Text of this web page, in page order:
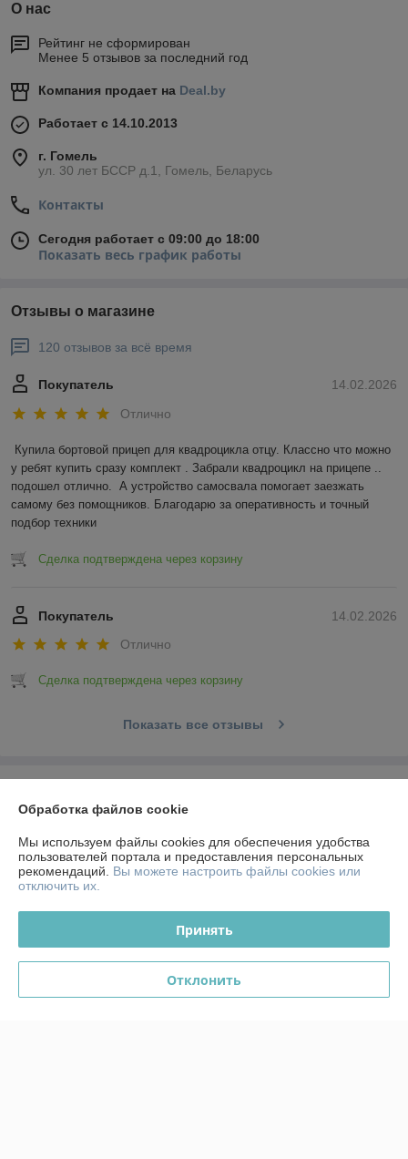
О нас
Рейтинг не сформирован
Менее 5 отзывов за последний год
Компания продает на Deal.by
Работает с 14.10.2013
г. Гомель
ул. 30 лет БССР д.1, Гомель, Беларусь
Контакты
Сегодня работает с 09:00 до 18:00
Показать весь график работы
Отзывы о магазине
120 отзывов за всё время
14.02.2026
Покупатель
Отлично
Купила бортовой прицеп для квадроцикла отцу. Классно что можно
у ребят купить сразу комплект . Забрали квадроцикл на прицепе ..
подошел отлично.  А устройство самосвала помогает заезжать
самому без помощников. Благодарю за оперативность и точный
подбор техники
Сделка подтверждена через корзину
14.02.2026
Покупатель
Отлично
Сделка подтверждена через корзину
Показать все отзывы
Доставка и оплата
График работы
Политика обработки cookies
Обработка файлов cookie
Мы используем файлы cookies для обеспечения удобства
пользователей портала и предоставления персональных
рекомендаций. Вы можете настроить файлы cookies или
отключить их.
Принять
Отклонить